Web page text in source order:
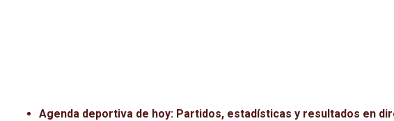
Agenda deportiva de hoy: Partidos, estadísticas y resultados en